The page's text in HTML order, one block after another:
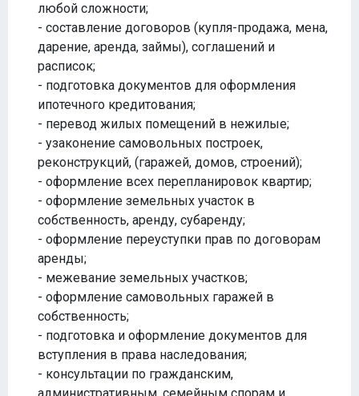
любой сложности;
- составление договоров (купля-продажа, мена,
дарение, аренда, займы), соглашений и
расписок;
- подготовка документов для оформления
ипотечного кредитования;
- перевод жилых помещений в нежилые;
- узаконение самовольных построек,
реконструкций, (гаражей, домов, строений);
- оформление всех перепланировок квартир;
- оформление земельных участок в
собственность, аренду, субаренду;
- оформление переуступки прав по договорам
аренды;
- межевание земельных участков;
- оформление самовольных гаражей в
собственность;
- подготовка и оформление документов для
вступления в права наследования;
- консультации по гражданским,